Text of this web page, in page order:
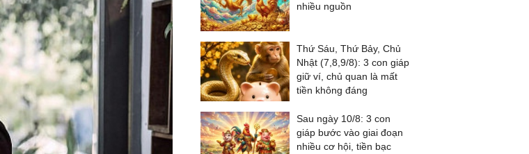
nhiều nguồn
Thứ Sáu, Thứ Bảy, Chủ
Nhật (7,8,9/8): 3 con giáp
giữ ví, chủ quan là mất
tiền không đáng
Sau ngày 10/8: 3 con
giáp bước vào giai đoạn
nhiều cơ hội, tiền bạc